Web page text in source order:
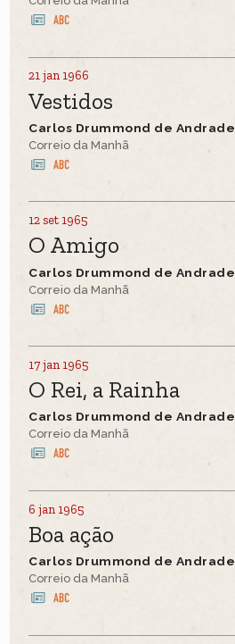
21 jan 1966
Vestidos
Carlos Drummond de Andrade
Correio da Manhã
12 set 1965
O Amigo
Carlos Drummond de Andrade
Correio da Manhã
17 jan 1965
O Rei, a Rainha
Carlos Drummond de Andrade
Correio da Manhã
6 jan 1965
Boa ação
Carlos Drummond de Andrade
Correio da Manhã